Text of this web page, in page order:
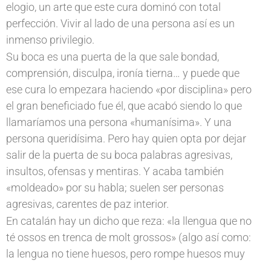
elogio, un arte que este cura dominó con total
perfección. Vivir al lado de una persona así es un
inmenso privilegio.
Su boca es una puerta de la que sale bondad,
comprensión, disculpa, ironía tierna… y puede que
ese cura lo empezara haciendo «por disciplina» pero
el gran beneficiado fue él, que acabó siendo lo que
llamaríamos una persona «humanísima». Y una
persona queridísima. Pero hay quien opta por dejar
salir de la puerta de su boca palabras agresivas,
insultos, ofensas y mentiras. Y acaba también
«moldeado» por su habla; suelen ser personas
agresivas, carentes de paz interior.
En catalán hay un dicho que reza: «la llengua que no
té ossos en trenca de molt grossos» (algo así como:
la lengua no tiene huesos, pero rompe huesos muy